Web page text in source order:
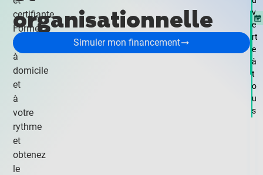
organisationnelle
certifiante.
Formez-
vous
à
domicile
et
à
votre
rythme
et
obtenez
le
Simuler mon financement
v
e
rt
e
à
t
o
u
s